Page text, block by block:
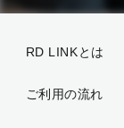
RD LINKとは
ご利用の流れ